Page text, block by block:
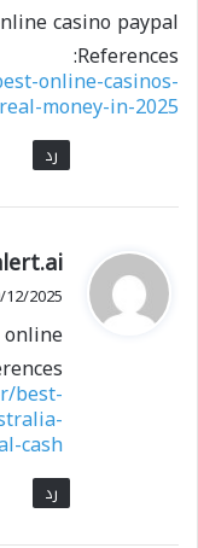
casino paypal
References:
online-casinos-
money-in-2025/
رد
ي
ق
ل
30/12/2025
best-
cash/
رد